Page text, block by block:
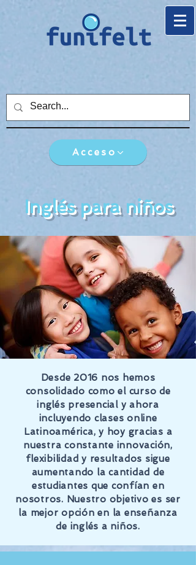
Acceso
Inglés para niños
Desde 2016 nos hemos
consolidado como el curso de
inglés presencial y ahora
incluyendo clases online
Latinoamérica, y hoy gracias a
nuestra constante innovación,
flexibilidad y resultados sigue
aumentando la cantidad de
estudiantes que confían en
nosotros. Nuestro objetivo es ser
la mejor opción en la enseñanza
de inglés a niños.